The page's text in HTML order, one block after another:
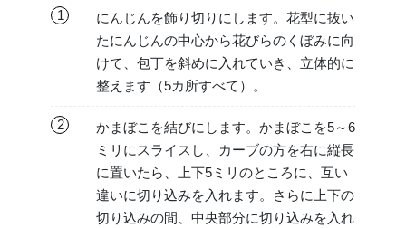
1
にんじんを飾り切りにします。花型に抜い
たにんじんの中心から花びらのくぼみに向
けて、包丁を斜めに入れていき、立体的に
整えます（5カ所すべて）。
2
かまぼこを結びにします。かまぼこを5～6
ミリにスライスし、カーブの方を右に縦長
に置いたら、上下5ミリのところに、互い
違いに切り込みを入れます。さらに上下の
切り込みの間、中央部分に切り込みを入れ